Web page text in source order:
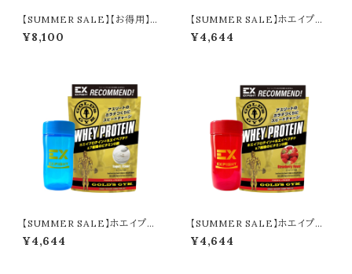
【SUMMER SALE】【お得用】ホ
エイプロテイン／本格抹茶（720
g）＋シェイカー
¥8,100
【SUMMER SALE】ホエイプロ
テイン／チョコレート＋シェイカー
¥4,644
【SUMMER SALE】ホエイプロ
テイン／ヨーグルト＋シェイカー
¥4,644
【SUMMER SALE】ホエイプロ
テイン／ストロベリー＋シェイカ
ー
¥4,644